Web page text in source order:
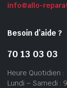
info@allo-
Besoin d’aide ?
70 13 03 03
Heure Quotidien :
Lundi – Samedi :